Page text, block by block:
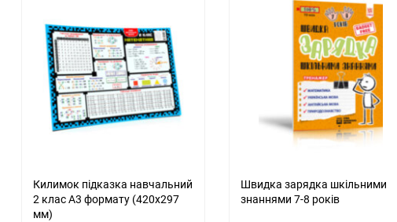
Килимок підказка навчальний
2 клас А3 формату (420х297
мм)
Швидка зарядка шкільними
знаннями 7-8 років